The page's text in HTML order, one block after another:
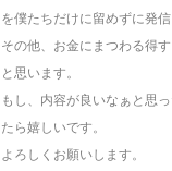
を僕たちだけに留めずに発
その他、お金にまつわる得
と思います。
もし、内容が良いなぁと思
たら嬉しいです。
よろしくお願いします。